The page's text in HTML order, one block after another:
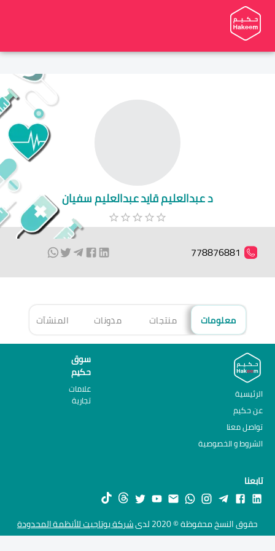
د عبدالعليم قايد عبدالعليم سفيان
778876881
معلومات منتجات مدونات المنشآت
الرئيسية
عن حكيم
تواصل معنا
الشروط و الخصوصية
سوق
حكيم
علامات
تجارية
تابعنا
حقوق النسخ محفوظة © 2020 لدى شركة يوتاجيت للأنظمة المحدودة